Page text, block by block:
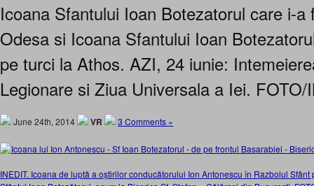
Icoana Sfantului Ioan Botezatorul care i-a
Odesa si Icoana Sfantului Ioan
pe turci la Athos. AZI, 24 iunie:
Legionare si Ziua Universala a Iei. FOTO/
June 24th, 2014 VR 3 Comments »
INEDIT. Icoana de luptă a oştirilor conducătorului Ion Antonescu în Razboiul